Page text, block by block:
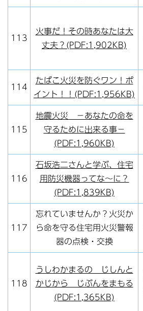
113
火事だ！その時あなたは大
丈夫？(PDF:1,902KB)
114
たばこ火災を防ぐワン！ポ
イント！！(PDF:1,956KB)
115
地震火災 －あなたの命を
守るために出来る事－
(PDF:1,960KB)
116
石坂浩二さんと学ぶ、住宅
用防災機器ってな～に？
(PDF:1,839KB)
117
忘れていませんか？火災か
ら命を守る住宅用火災警報
器の点検・交換
118
うしわかまるの じしんと
かじから じぶんをまもる
(PDF:1,365KB)